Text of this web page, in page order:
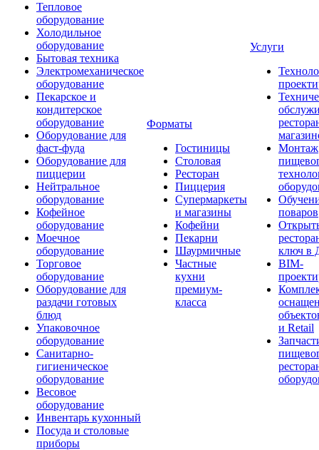
Тепловое
оборудование
Холодильное
оборудование
Бытовая техника
Электромеханическое
оборудование
Пекарское и
кондитерское
оборудование
Оборудование для
фаст-фуда
Оборудование для
пиццерии
Нейтральное
оборудование
Кофейное
оборудование
Моечное
оборудование
Торговое
оборудование
Оборудование для
раздачи готовых
блюд
Упаковочное
оборудование
Санитарно-
гигиеническое
оборудование
Весовое
оборудование
Инвентарь кухонный
Посуда и столовые
приборы
Форматы
Гостиницы
Столовая
Ресторан
Пиццерия
Супермаркеты
и магазины
Кофейни
Пекарни
Шаурмичные
Частные
кухни
премиум-
класса
Услуги
Монтаж
поваров
ключ в
BIM-
и Retail